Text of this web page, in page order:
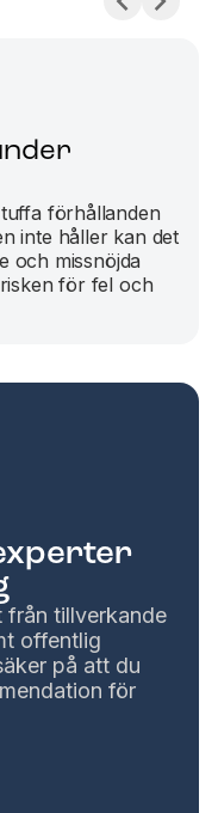
förhållanden
inte håller kan det
och missnöjda
för fel och
från tillverkande
offentlig
på att du
för